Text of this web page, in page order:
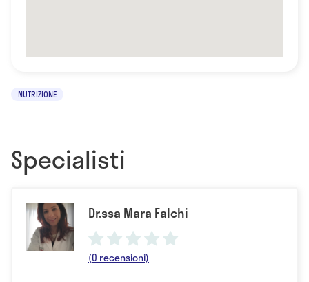
NUTRIZIONE
Specialisti
Dr.ssa Mara Falchi
(0 recensioni)